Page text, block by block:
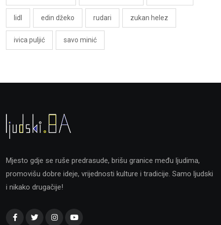
lidl edin džeko rudari zukan helez
ivica puljić savo minić
Mjesto gdje se ruše predrasude, brišu granice među ljudima,
promovišu dobre ideje, vrijednosti kulture i tradicije. Samo ljudski
i nikako drugačije!